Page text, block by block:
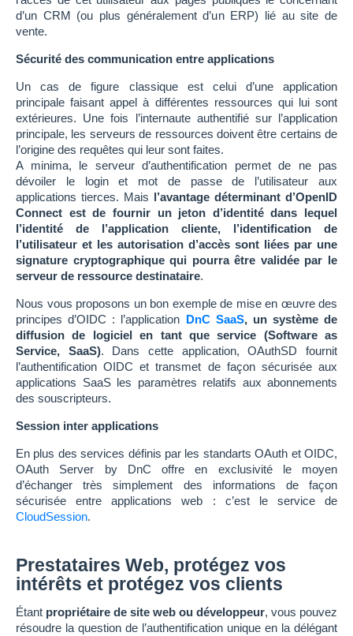
d’un CRM (ou plus généralement d’un ERP) lié au site de
vente.
Sécurité des communication entre applications
Un cas de figure classique est celui d’une application
principale faisant appel à différentes ressources qui lui sont
extérieures. Une fois l’internaute authentifié sur l’application
principale, les serveurs de ressources doivent être certains de
l’origine des requêtes qui leur sont faites.
A minima, le serveur d’authentification permet de ne pas
dévoiler le login et mot de passe de l’utilisateur aux
applications tierces. Mais l’avantage déterminant d’OpenID
Connect est de fournir un jeton d’identité dans lequel
l’identité de l’application cliente, l’identification de
l’utilisateur et les autorisation d’accès sont liées par une
signature cryptographique qui pourra être validée par le
serveur de ressource destinataire.
Nous vous proposons un bon exemple de mise en œuvre des
principes d’OIDC : l’application DnC SaaS, un système de
diffusion de logiciel en tant que service (Software as
Service, SaaS). Dans cette application, OAuthSD fournit
l’authentification OIDC et transmet de façon sécurisée aux
applications SaaS les paramètres relatifs aux abonnements
des souscripteurs.
Session inter applications
En plus des services définis par les standarts OAuth et OIDC,
OAuth Server by DnC offre en exclusivité le moyen
d’échanger très simplement des informations de façon
sécurisée entre applications web : c’est le service de
CloudSession.
Prestataires Web, protégez vos
intérêts et protégez vos clients
Étant propriétaire de site web ou développeur, vous pouvez
résoudre la question de l’authentification unique en la délégant